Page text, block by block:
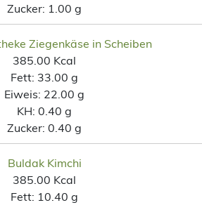
Zucker: 1.00 g
Ziegenkäse in Scheiben
385.00 Kcal
Fett: 33.00 g
Eiweis: 22.00 g
KH: 0.40 g
Zucker: 0.40 g
Buldak Kimchi
385.00 Kcal
Fett: 10.40 g